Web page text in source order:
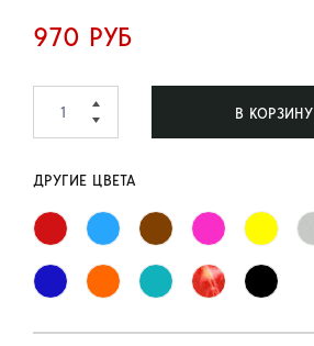
970 РУБ
В КОРЗИНУ
ДРУГИЕ ЦВЕТА